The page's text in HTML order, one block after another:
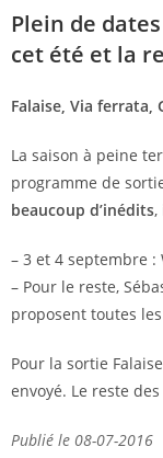
Plein de
cet été et la
Falaise, Via ferrata,
La saison à peine
programme de
beaucoup d’inédits,
– 3 et 4 septembre :
– Pour le reste,
proposent toutes
Pour la sortie
envoyé. Le reste
Publié le 08-07-2016